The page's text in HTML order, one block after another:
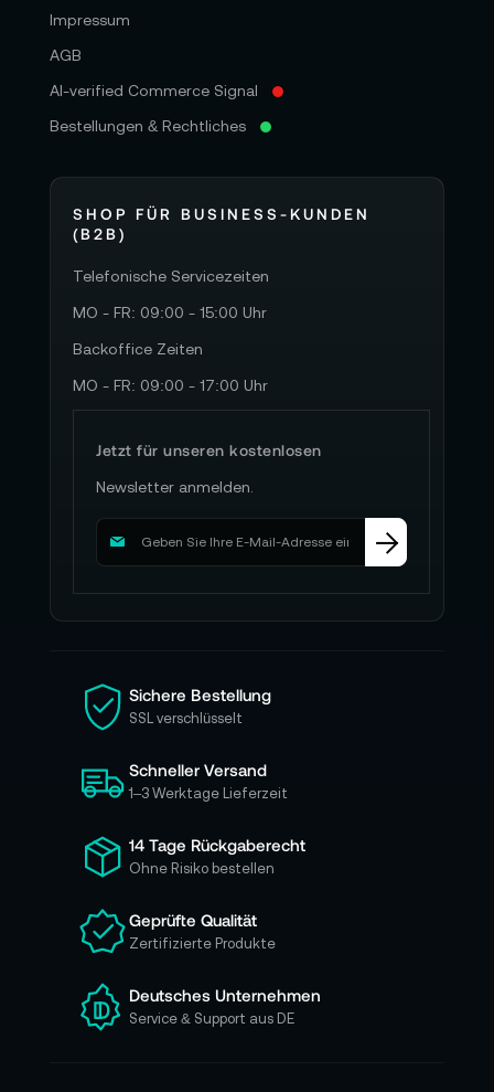
Impressum
AGB
AI-verified Commerce Signal
Bestellungen & Rechtliches
SHOP FÜR BUSINESS-KUNDEN
(B2B)
Telefonische Servicezeiten
MO - FR: 09:00 - 15:00 Uhr
Backoffice Zeiten
MO - FR: 09:00 - 17:00 Uhr
Jetzt für unseren kostenlosen
Newsletter anmelden.
M
d
i
e
s
c
h
ü
r
u
e
e
n
N
Sichere Bestellung
SSL verschlüsselt
Schneller Versand
1–3 Werktage Lieferzeit
14 Tage Rückgaberecht
Ohne Risiko bestellen
Geprüfte Qualität
Zertifizierte Produkte
Deutsches Unternehmen
Service & Support aus DE